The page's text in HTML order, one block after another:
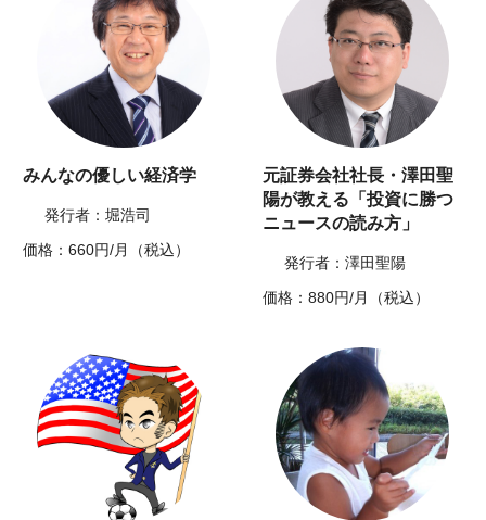
みんなの優しい経済学
発行者：堀浩司
価格：660円/月（税込）
元証券会社社長・澤田聖
陽が教える「投資に勝つ
ニュースの読み方」
発行者：澤田聖陽
価格：880円/月（税込）